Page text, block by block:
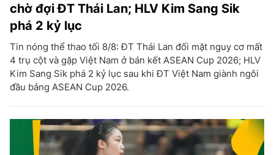
chờ đợi ĐT Thái Lan; HLV Kim Sang Sik
phá 2 kỷ lục
Tin nóng thể thao tối 8/8: ĐT Thái Lan đối mặt nguy cơ mất
4 trụ cột và gặp Việt Nam ở bán kết ASEAN Cup 2026; HLV
Kim Sang Sik phá 2 kỷ lục sau khi ĐT Việt Nam giành ngôi
đầu bảng ASEAN Cup 2026.